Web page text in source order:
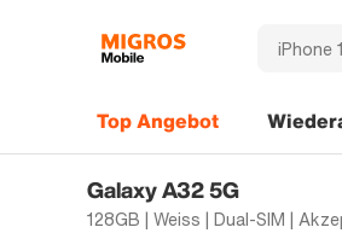
Top Angebot
Galaxy A32 5G
128GB | Weiss | Dual-SIM |